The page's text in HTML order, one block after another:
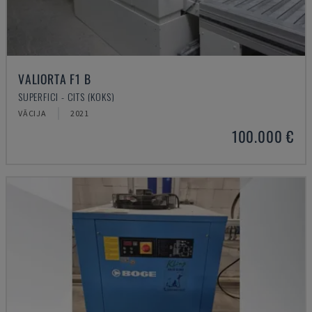
VALIORTA F1 B
SUPERFICI - CITS (KOKS)
VĀCIJA 2021
100.000 €